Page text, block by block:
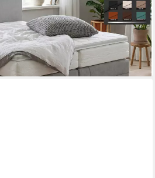
Bettkasten Kopfteil Stauraum H2 H3,
einzigartigem Belüftungssystem